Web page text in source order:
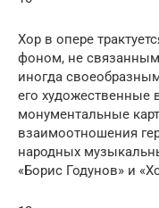
Хор в опере
фоном, не
иногда
его художественные
монументальные
взаимоотношения
народных
«Борис Годунов» и